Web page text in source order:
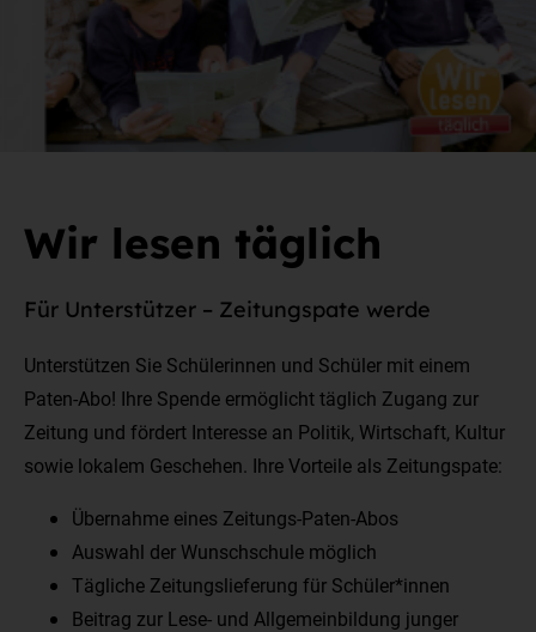
Wir lesen täglich
Für Unterstützer – Zeitungspate werde
Unterstützen Sie Schülerinnen und Schüler mit einem
Paten-Abo! Ihre Spende ermöglicht täglich Zugang zur
Zeitung und fördert Interesse an Politik, Wirtschaft, Kultur
sowie lokalem Geschehen. Ihre Vorteile als Zeitungspate:
Übernahme eines Zeitungs-Paten-Abos
Auswahl der Wunschschule möglich
Tägliche Zeitungslieferung für Schüler*innen
Beitrag zur Lese- und Allgemeinbildung junger